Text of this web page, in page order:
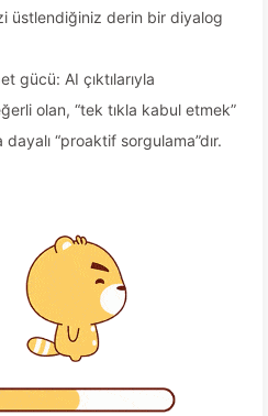
üstlendiğiniz derin bir diyalog
gücü: AI çıktılarıyla
olan, “tek tıkla kabul etmek”
“proaktif sorgulama”dır.